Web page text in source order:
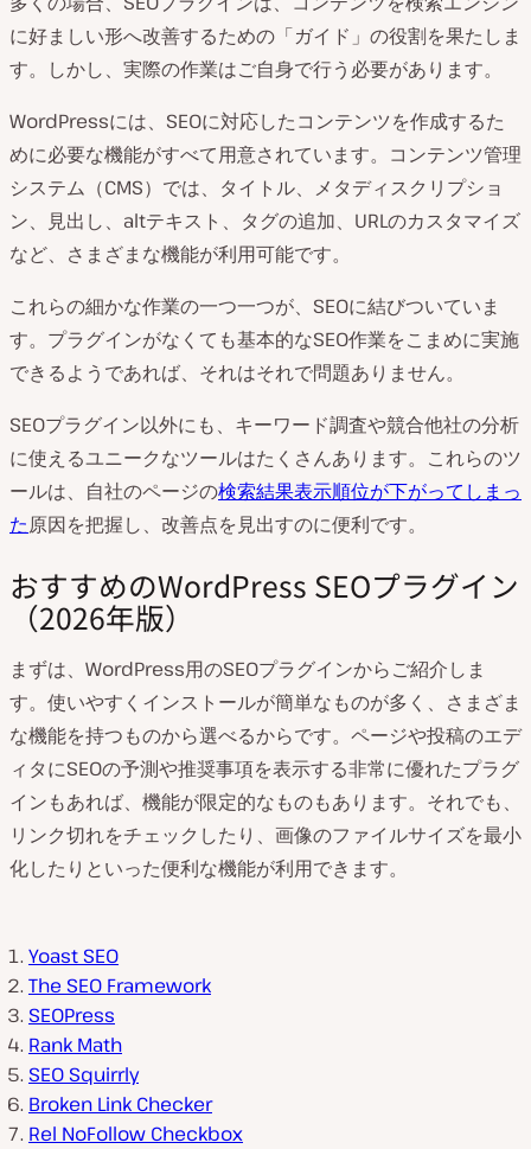
に好ましい形へ改善するための「ガイド」の役割を果たしま
す。しかし、実際の作業はご自身で行う必要があります。
WordPressには、SEOに対応したコンテンツを作成するた
めに必要な機能がすべて用意されています。コンテンツ管理
システム（CMS）では、タイトル、メタディスクリプショ
ン、見出し、altテキスト、タグの追加、URLのカスタマイズ
など、さまざまな機能が利用可能です。
これらの細かな作業の一つ一つが、SEOに結びついていま
す。プラグインがなくても基本的なSEO作業をこまめに実施
できるようであれば、それはそれで問題ありません。
SEOプラグイン以外にも、キーワード調査や競合他社の分析
に使えるユニークなツールはたくさんあります。これらのツ
ールは、自社のページの検索結果表示順位が下がってしまっ
た原因を把握し、改善点を見出すのに便利です。
おすすめのWordPress SEOプラグイン
（2026年版）
まずは、WordPress用のSEOプラグインからご紹介しま
す。使いやすくインストールが簡単なものが多く、さまざま
な機能を持つものから選べるからです。ページや投稿のエデ
ィタにSEOの予測や推奨事項を表示する非常に優れたプラグ
インもあれば、機能が限定的なものもあります。それでも、
リンク切れをチェックしたり、画像のファイルサイズを最小
化したりといった便利な機能が利用できます。
Yoast SEO
The SEO Framework
SEOPress
Rank Math
SEO Squirrly
Broken Link Checker
Rel NoFollow Checkbox